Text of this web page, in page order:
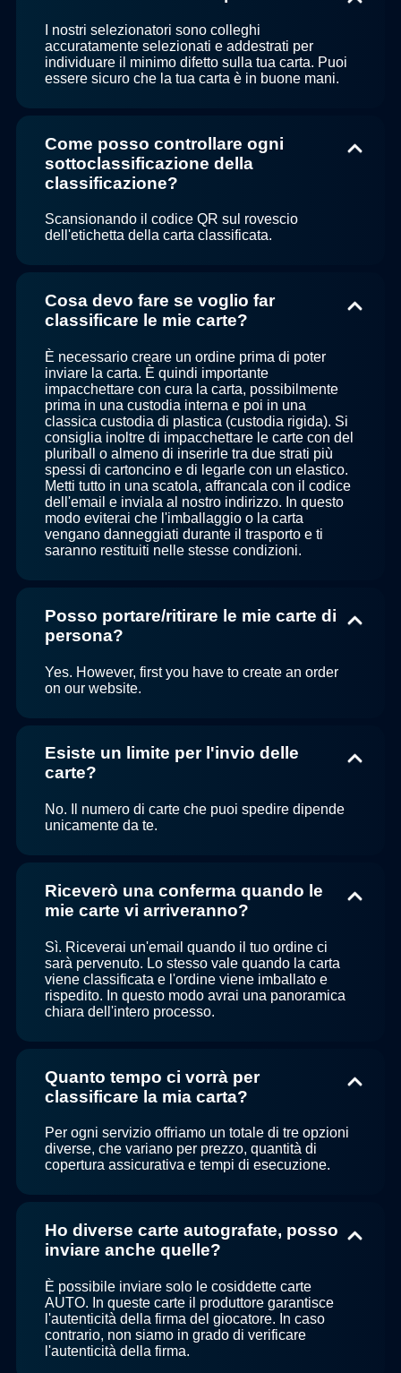
I nostri selezionatori sono colleghi
accuratamente selezionati e addestrati per
individuare il minimo difetto sulla tua carta. Puoi
essere sicuro che la tua carta è in buone mani.
Come posso controllare ogni
sottoclassificazione della
classificazione?
Scansionando il codice QR sul rovescio
dell'etichetta della carta classificata.
Cosa devo fare se voglio far
classificare le mie carte?
È necessario creare un ordine prima di poter
inviare la carta. È quindi importante
impacchettare con cura la carta, possibilmente
prima in una custodia interna e poi in una
classica custodia di plastica (custodia rigida). Si
consiglia inoltre di impacchettare le carte con del
pluriball o almeno di inserirle tra due strati più
spessi di cartoncino e di legarle con un elastico.
Metti tutto in una scatola, affrancala con il codice
dell'email e inviala al nostro indirizzo. In questo
modo eviterai che l'imballaggio o la carta
vengano danneggiati durante il trasporto e ti
saranno restituiti nelle stesse condizioni.
Posso portare/ritirare le mie carte di
persona?
Yes. However, first you have to create an order
on our website.
Esiste un limite per l'invio delle
carte?
No. Il numero di carte che puoi spedire dipende
unicamente da te.
Riceverò una conferma quando le
mie carte vi arriveranno?
Sì. Riceverai un'email quando il tuo ordine ci
sarà pervenuto. Lo stesso vale quando la carta
viene classificata e l'ordine viene imballato e
rispedito. In questo modo avrai una panoramica
chiara dell'intero processo.
Quanto tempo ci vorrà per
classificare la mia carta?
Per ogni servizio offriamo un totale di tre opzioni
diverse, che variano per prezzo, quantità di
copertura assicurativa e tempi di esecuzione.
Ho diverse carte autografate, posso
inviare anche quelle?
È possibile inviare solo le cosiddette carte
AUTO. In queste carte il produttore garantisce
l'autenticità della firma del giocatore. In caso
contrario, non siamo in grado di verificare
l'autenticità della firma.